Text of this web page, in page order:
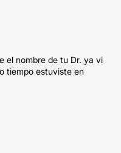
el nombre de tu Dr. ya vi
tiempo estuviste en